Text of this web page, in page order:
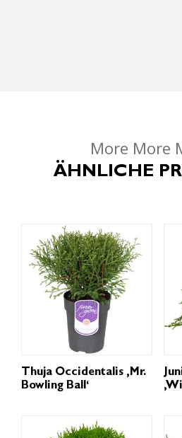
More More
ÄHNLICHE
Thuja Occidentalis ‚Mr.
Bowling Ball‘